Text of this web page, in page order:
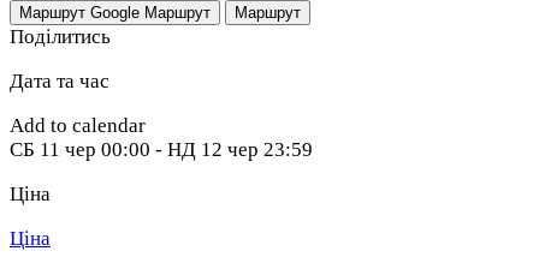
Маршрут Google Маршрут Маршрут
Поділитись
Дата та час
Add to calendar
СБ 11 чер 00:00 - НД 12 чер 23:59
Ціна
Ціна